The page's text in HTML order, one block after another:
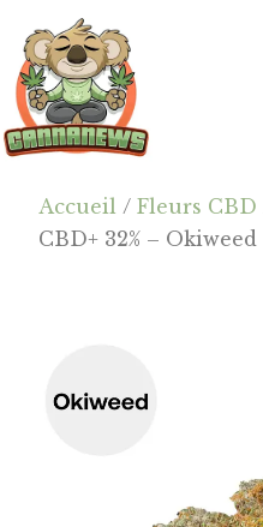
contenu
principal
barre
latérale
principale
footer
Cannanews.fr
Accueil /Fleurs CBD
CBD+ 32% – Okiweed